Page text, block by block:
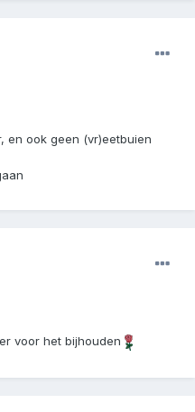
en ook geen (vr)eetbuien
voor het bijhouden